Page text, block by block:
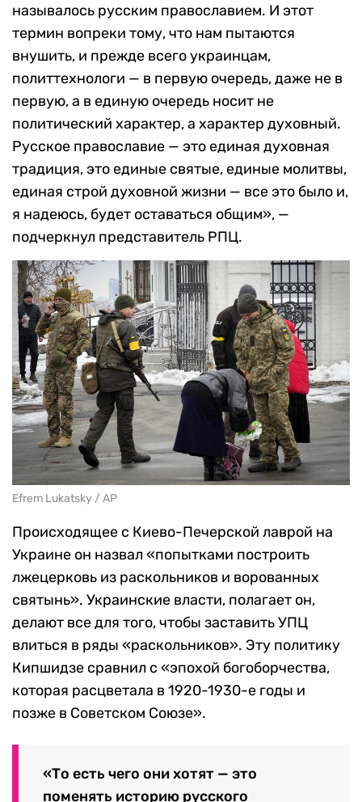
называлось русским православием. И этот
термин вопреки тому, что нам пытаются
внушить, и прежде всего украинцам,
политтехнологи — в первую очередь, даже не в
первую, а в единую очередь носит не
политический характер, а характер духовный.
Русское православие — это единая духовная
традиция, это единые святые, единые молитвы,
единая строй духовной жизни — все это было и,
я надеюсь, будет оставаться общим», —
подчеркнул представитель РПЦ.
Efrem Lukatsky / AP
Происходящее с Киево-Печерской лаврой на
Украине он назвал «попытками построить
лжецерковь из раскольников и ворованных
святынь». Украинские власти, полагает он,
делают все для того, чтобы заставить УПЦ
влиться в ряды «раскольников». Эту политику
Кипшидзе сравнил с «эпохой богоборчества,
которая расцветала в 1920-1930-е годы и
позже в Советском Союзе».
«То есть чего они хотят — это
поменять историю русского